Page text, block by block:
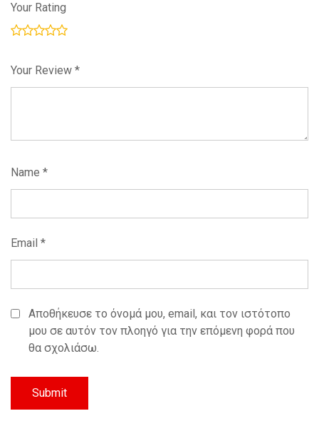
Your Rating
Your Review *
Name *
Email *
Αποθήκευσε το όνομά μου, email, και τον ιστότοπο
μου σε αυτόν τον πλοηγό για την επόμενη φορά που
θα σχολιάσω.